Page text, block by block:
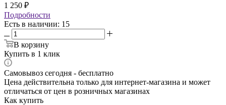
1 250 ₽
Подробности
Есть в наличии: 15
В корзину
Купить в 1 клик
Самовывоз сегодня - бесплатно
Цена действительна только для интернет-магазина и может
отличаться от цен в розничных магазинах
Как купить